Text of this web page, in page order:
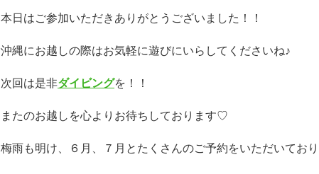
本日はご参加いただきありがとうございました！！
沖縄にお越しの際はお気軽に遊びにいらしてくださいね♪
次回は是非ダイビングを！！
またのお越しを心よりお待ちしております♡
梅雨も明け、６月、７月とたくさんのご予約をいただいてお